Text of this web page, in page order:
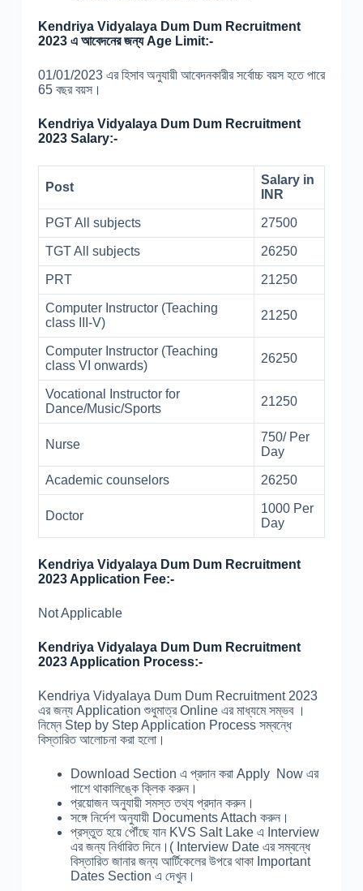
Kendriya Vidyalaya Dum Dum Recruitment
2023 এ আবেদনের জন্য Age Limit:-
01/01/2023 এর হিসাব অনুযায়ী আবেদনকারীর সর্বোচ্চ বয়স হতে পারে
65 বছর বয়স।
Kendriya Vidyalaya Dum Dum Recruitment
2023 Salary:-
Post
Salary in
INR
PGT All subjects 27500
TGT All subjects 26250
PRT 21250
Computer Instructor (Teaching
class III-V)
21250
Computer Instructor (Teaching
class VI onwards)
26250
Vocational Instructor for
Dance/Music/Sports
21250
Nurse
750/ Per
Day
Academic counselors 26250
Doctor
1000 Per
Day
Kendriya Vidyalaya Dum Dum Recruitment
2023 Application Fee:-
Not Applicable
Kendriya Vidyalaya Dum Dum Recruitment
2023 Application Process:-
Kendriya Vidyalaya Dum Dum Recruitment 2023
এর জন্য Application শুধুমাত্র Online এর মাধ্যমে সম্ভব ।
নিম্নে Step by Step Application Process সম্বন্ধে
বিস্তারিত আলোচনা করা হলো।
Download Section এ প্রদান করা Apply Now এর
পাশে থাকালিঙ্কে ক্লিক করুন।
প্রয়োজন অনুযায়ী সমস্ত তথ্য প্রদান করুন।
সঙ্গে নির্দেশ অনুযায়ী Documents Attach করুন।
প্রস্তুত হয়ে পৌঁছে যান KVS Salt Lake এ Interview
এর জন্য নির্ধারিত দিনে।( Interview Date এর সম্বন্ধে
বিস্তারিত জানার জন্য আর্টিকেলের উপরে থাকা Important
Dates Section এ দেখুন।